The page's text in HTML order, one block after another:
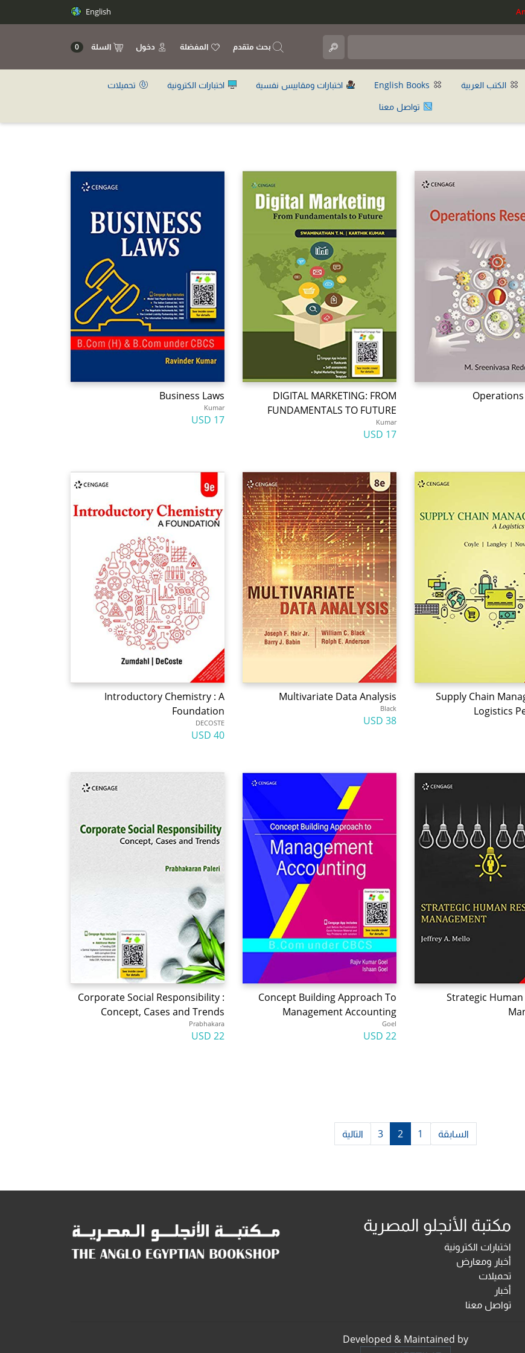
English
بحث متقدم المفضلة دخول السلة 0
الكتب العربية اختبارات ومقاييس نفسية اختبارات الكترونية
تحميلات
تواصل معنا
DIGITAL MARKETING: FROM
FUNDAMENTALS TO FUTURE
Kumar
17 USD
Business Laws
Kumar
17 USD
Supply Chain
Logistics
Multivariate Data Analysis
Black
38 USD
Introductory Chemistry : A
Foundation
DECOSTE
40 USD
Strategic
Concept Building Approach To
Management Accounting
Goel
22 USD
Corporate Social Responsibility :
Concept, Cases and Trends
Prabhakara
22 USD
السابقة 1
2
3 التالية
مكتبة الأنجلو المصرية
اختبارات الكترونية
أخبار ومعارض
تحميلات
أخبار
تواصل معنا
Developed & Maintained by